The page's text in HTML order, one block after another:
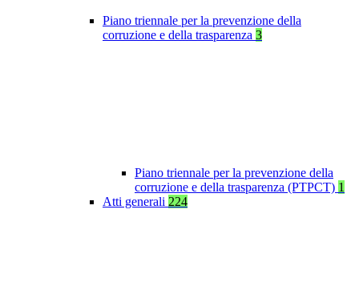
Piano triennale per la prevenzione della
corruzione e della trasparenza 3
Piano triennale per la prevenzione della
corruzione e della trasparenza (PTPCT) 1
Atti generali 224